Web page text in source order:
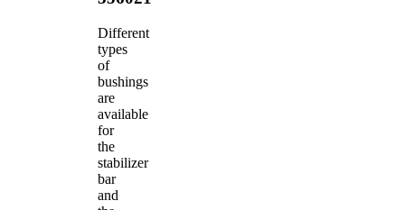
Different
types
of
bushings
are
available
for
the
stabilizer
bar
and